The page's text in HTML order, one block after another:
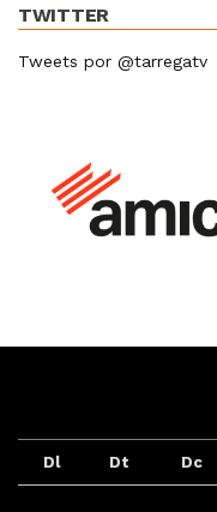
TWITTER
Tweets por @tarregatv
Dl Dt Dc